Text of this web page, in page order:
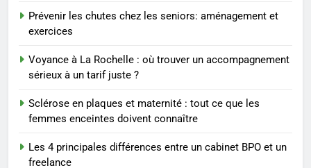
reviennent chaque année
2
entreprise solide
ENTREPRISE
3
Prévenir les chutes chez les seniors: aménagement et
exercices
Voyance à La Rochelle : où trouver un accompagnement
sérieux à un tarif juste ?
Sclérose en plaques et maternité : tout ce que les
femmes enceintes doivent connaître
Les 4 principales différences entre un cabinet BPO et un
freelance